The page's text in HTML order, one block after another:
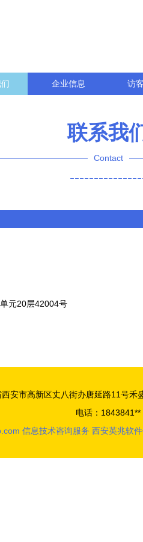
企业信息 访
联系我
Contact
元20层42004号
安市高新区丈八街办唐延路11号禾
电话：1843841**
信息技术咨询服务 西安英兆软